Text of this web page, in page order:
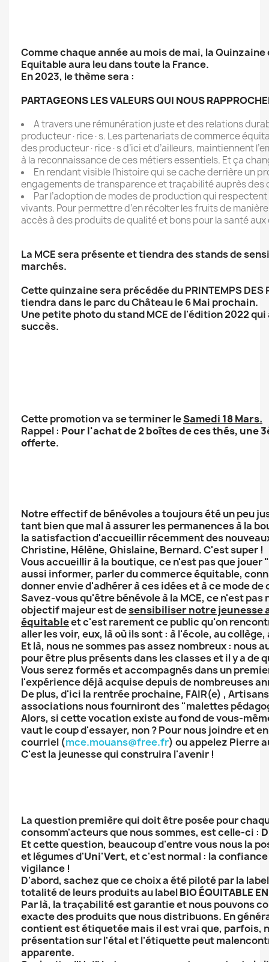
Comme chaque année au mois de mai, la
Equitable aura leu dans toute la France.
En 2023, le thème sera :
PARTAGEONS LES VALEURS QUI NOUS
A travers une rémunération juste et des relations
producteur·rice·s. Les partenariats de commerce
des producteur·rice·s d’ici et d’ailleurs, maintiennent
à la reconnaissance de ces métiers essentiels. Et ça
En rendant visible l’histoire qui se cache derrière un
engagements de transparence et traçabilité auprès
Par l’adoption de modes de production qui
vivants. Pour permettre d’en récolter les fruits de
accès à des produits de qualité et bons pour la santé
La MCE sera présente et tiendra des stands de
marchés.
Cette quinzaine sera précédée du PRINTEMPS DES
tiendra dans le parc du Château le 6 Mai prochain.
Une petite photo du stand MCE de l'édition 2022
succès.
Cette promotion va se terminer leSamedi 18 Mars.
Rappel : Pour l'achat de 2 boîtes de ces thés, une
offerte.
Notre effectif de bénévoles a toujours été un peu
tant bien que mal à assurer les permanences à la
la satisfaction d'accueillir récemment des
Christine, Hélène, Ghislaine, Bernard. C'est super !
Vous accueillir à la boutique, ce n'est pas que jouer
aussi informer, parler du commerce équitable,
donner envie d'adhérer à ces idées et à ce mode
Savez-vous qu'être bénévole à la MCE, ce n'est pas
objectif majeur est desensibiliser notre jeunesse
équitableet c'est rarement ce public qu'on
aller les voir, eux, là où ils sont : à l'école, au collège,
Et là, nous ne sommes pas assez nombreux : nous
pour être plus présents dans les classes et il y a de
Vous serez formés et accompagnés dans un
l'expérience déjà acquise depuis de nombreuses
De plus, d'ici la rentrée prochaine, FAIR(e) ,
associations nous fourniront des "malettes
Alors, si cette vocation existe au fond de vous-
vaut le coup d'essayer, non ? Pour nous joindre et
courriel (mce.mouans@free.fr) ou appelez Pierre
C'est la jeunesse qui construira l'avenir !
La question première qui doit être posée pour
consomm'acteurs que nous sommes, est celle-ci :
Et cette question, beaucoup d'entre vous nous la
et légumes d'Uni'Vert, et c'est normal : la
vigilance !
D'abord, sachez que ce choix a été piloté par la
totalité de leurs produits au labelBIO ÉQUITABLE
Par là, la traçabilité est garantie et nous pouvons
exacte des produits que nous distribuons. En
contient est étiquetée mais il est vrai que, parfois,
présentation sur l'étal et l'étiquette peut
apparente.